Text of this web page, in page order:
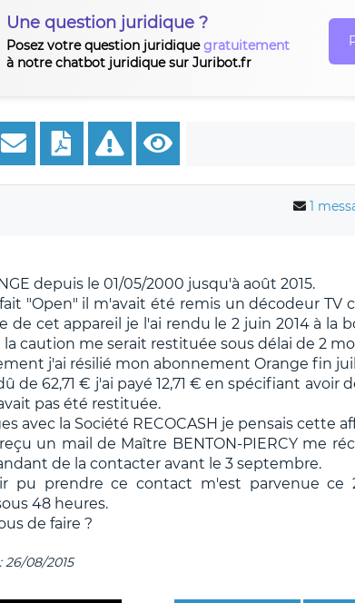
Une question juridique ?
Posez votre question juridiquegratuitement
à notre chatbot juridique sur Juribot.fr
1
depuis le 01/05/2000 jusqu'à août 2015.
"Open" il m'avait été remis un décodeur TV
de cet appareil je l'ai rendu le 2 juin 2014 à la
caution me serait restituée sous délai de 2
j'ai résilié mon abonnement Orange fin
de 62,71 € j'ai payé 12,71 € en spécifiant avoir
pas été restituée.
avec la Société RECOCASH je pensais cette
un mail de Maître BENTON-PIERCY me
de la contacter avant le 3 septembre.
pu prendre ce contact m'est parvenue ce
48 heures.
de faire ?
08/2015